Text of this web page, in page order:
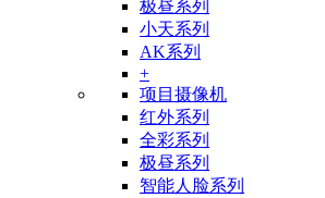
极昼系列
小天系列
AK系列
+
项目摄像机
红外系列
全彩系列
极昼系列
智能人脸系列